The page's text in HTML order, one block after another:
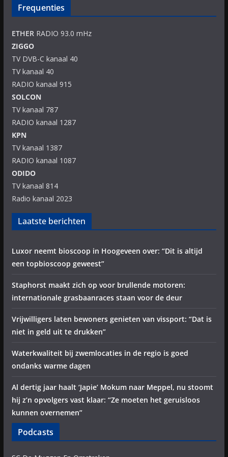
Frequenties
ETHERRADIO 93.0 mHz
ZIGGO
TV DVB-C kanaal 40
TV kanaal 40
RADIO kanaal 915
SOLCON
TV kanaal 787
RADIO kanaal 1287
KPN
TV kanaal 1387
RADIO kanaal 1087
ODIDO
TV kanaal 814
Radio kanaal 2023
Laatste berichten
Luxor neemt bioscoop in Hoogeveen over: “Dit is altijd
een topbioscoop geweest”
Staphorst maakt zich op voor brullende motoren:
internationale grasbaanraces staan voor de deur
Vrijwilligers laten bewoners genieten van vissport: “Dat is
niet in geld uit te drukken”
Waterkwaliteit bij zwemlocaties in de regio is goed
ondanks warme dagen
Al dertig jaar haalt ‘Japie’ Mokum naar Meppel, nu stoomt
hij z’n opvolgers vast klaar: “Ze moeten het geruisloos
kunnen overnemen”
Podcasts